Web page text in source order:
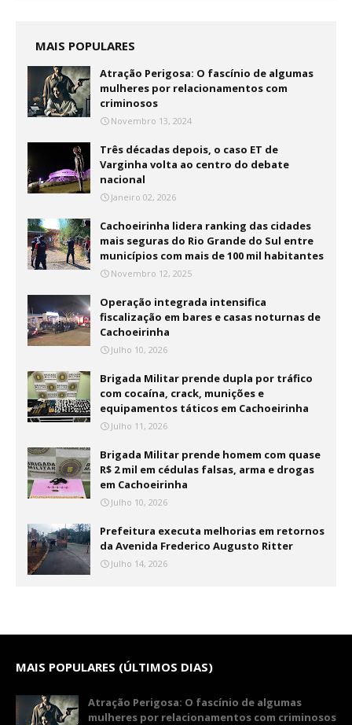
MAIS POPULARES
Atração Perigosa: O fascínio de algumas
mulheres por relacionamentos com
criminosos
Novembro 13, 2024
Três décadas depois, o caso ET de
Varginha volta ao centro do debate
nacional
Janeiro 02, 2026
Cachoeirinha lidera ranking das cidades
mais seguras do Rio Grande do Sul entre
municípios com mais de 100 mil habitantes
Novembro 12, 2025
Operação integrada intensifica
fiscalização em bares e casas noturnas de
Cachoeirinha
Julho 10, 2026
Brigada Militar prende dupla por tráfico
com cocaína, crack, munições e
equipamentos táticos em Cachoeirinha
Julho 11, 2026
Brigada Militar prende homem com quase
R$ 2 mil em cédulas falsas, arma e drogas
em Cachoeirinha
Julho 10, 2026
Prefeitura executa melhorias em retornos
da Avenida Frederico Augusto Ritter
Julho 14, 2026
MAIS POPULARES (ÚLTIMOS DIAS)
Atração Perigosa: O fascínio de algumas
mulheres por relacionamentos com criminosos